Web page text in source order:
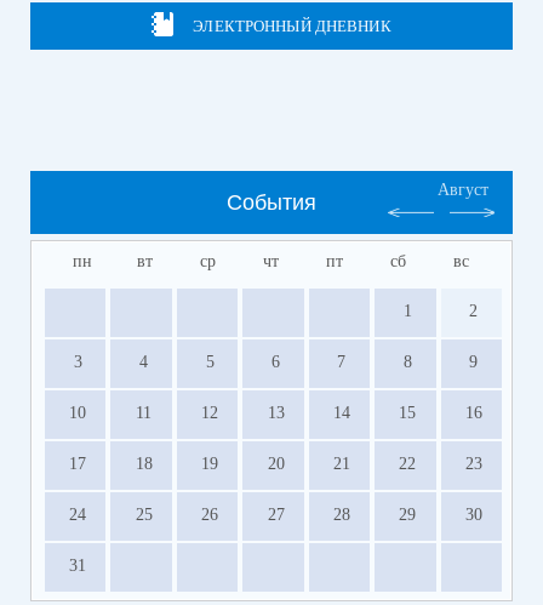
ЭЛЕКТРОННЫЙ ДНЕВНИК
События
Август
пн вт ср чт пт сб вс
1 2
3 4 5 6 7 8 9
10 11 12 13 14 15 16
17 18 19 20 21 22 23
24 25 26 27 28 29 30
31